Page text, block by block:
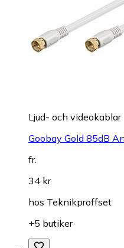
Ljud- och videokablar
Goobay Gold 85dB
fr.
34 kr
hos Teknikproffset
+5 butiker